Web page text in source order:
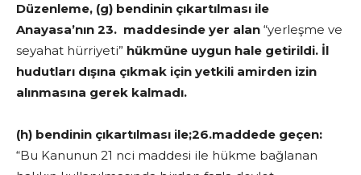
Düzenleme, (g) bendinin çıkartılması ile
Anayasa’nın 23. maddesinde yer alan “yerleşme ve
seyahat hürriyeti” hükmüne uygun hale getirildi. İl
hudutları dışına çıkmak için yetkili amirden izin
alınmasına gerek kalmadı.
(h) bendinin çıkartılması ile;26.maddede geçen:
“Bu Kanunun 21 nci maddesi ile hükme bağlanan